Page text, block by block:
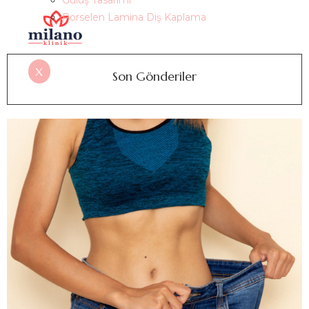
X
Porselen Lamina Diş Kaplama
Son Gönderiler